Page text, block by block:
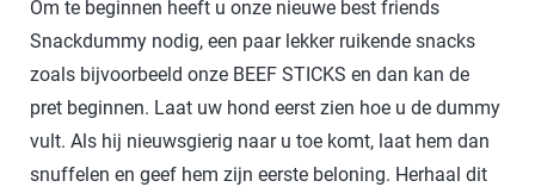
Om te beginnen heeft u onze nieuwe best friends
Snackdummy nodig, een paar lekker ruikende snacks
zoals bijvoorbeeld onze BEEF STICKS en dan kan de
pret beginnen. Laat uw hond eerst zien hoe u de dummy
vult. Als hij nieuwsgierig naar u toe komt, laat hem dan
snuffelen en geef hem zijn eerste beloning. Herhaal dit